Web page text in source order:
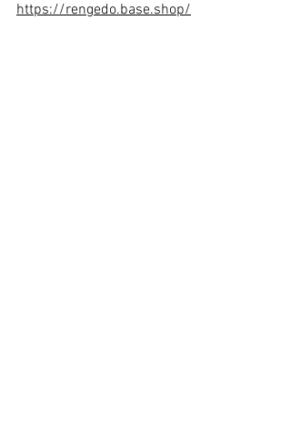
https://rengedo.base.shop/